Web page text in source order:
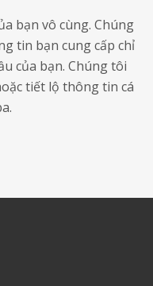
bạn vô cùng. Chúng
tin bạn cung cấp chỉ
của bạn. Chúng tôi
tiết lộ thông tin cá